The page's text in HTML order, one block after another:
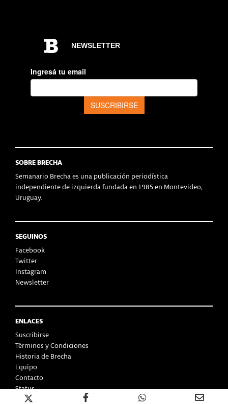
SOBRE BRECHA
Semanario Brecha es una publicación periodística
independiente de izquierda fundada en 1985 en Montevideo,
Uruguay.
SEGUINOS
Facebook
Twitter
Instagram
Newsletter
ENLACES
Suscribirse
Términos y Condiciones
Historia de Brecha
Equipo
Contacto
Status